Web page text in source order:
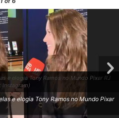
e elogia Tony Ramos no Mundo Pixar RJ
Instagram)
e elogia Tony Ramos no Mundo Pixar